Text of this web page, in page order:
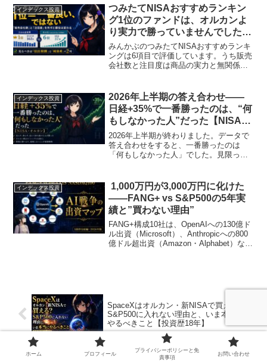
開示する。
インデックス投資
つみたてNISAおすすめランキン
グ1位のファンドは、オルカンよ
り実力で勝っていませんでした
——6項目の評価軸を分解して分
かったこと
みんかぶのつみたてNISAおすすめランキ
ングは6項目で評価しています。うち販売
会社数と注目度は商品の実力と無関係で
べき2つの列を投資歴18年の私が解説しま
す。
インデックス投資
2026年上半期の答え合わせ——
日経+35%で一番勝ったのは、“何
もしなかった人”だった【NISA・
オルカン】
2026年上半期が終わりました。データで
答え合わせをすると、一番勝ったのは
「何もしなかった人」でした。見限った
数字で振り返ります。
インデックス投資
1,000万円が3,000万円に化けた
——FANG+ vs S&P500の5年実
績と”買わない理由”
FANG+構成10社は、OpenAIへの130億ド
ル出資（Microsoft）、Anthropicへの800
億ドル超出資（Amazon・Alphabet）な
SpaceXはオルカン・新NISAで買える？
S&P500に入れない理由と、いま本当に
やるべきこと【投資歴18年】
ETFと投資信託、どっちが正解？——発
ホーム プロフィール
プライバシーポリシーと免
責事項
お問い合わせ